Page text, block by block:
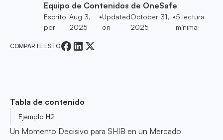
Equipo de Contenidos de OneSafe
Escrito
por
Aug 3,
2025
•Updated
on
October 31,
2025
•5 lectura
mínima
COMPARTE ESTO
Tabla de contenido
Ejemplo H2
Un Momento Decisivo para SHIB en un Mercado